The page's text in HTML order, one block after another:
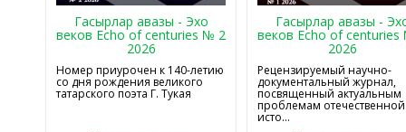
Гасырлар авазы - Эхо
веков Echo of centuries № 2
2026
Номер приурочен к 140-летию
со дня рождения великого
татарского поэта Г. Тукая
Гасырлар авазы -
веков Echo of
2026
Рецензируемый научно-
документальный журнал,
посвященный актуальным
проблемам отечественной
исто...